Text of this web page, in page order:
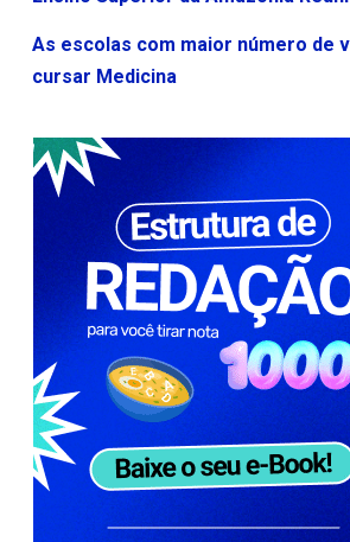
As escolas com maior número de
cursar Medicina